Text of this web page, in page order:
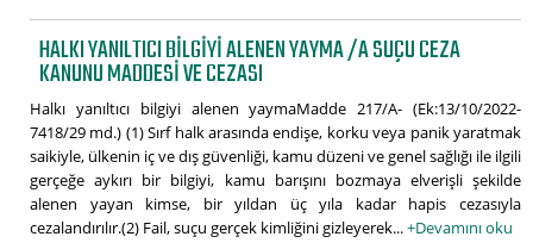
HALKI YANILTICI BILGIYI ALENEN YAYMA /A SUÇU CEZA
KANUNU MADDESI VE CEZASI
Halkı yanıltıcı bilgiyi alenen yaymaMadde 217/A- (Ek:13/10/2022-
7418/29 md.) (1) Sırf halk arasında endişe, korku veya panik yaratmak
saikiyle, ülkenin iç ve dış güvenliği, kamu düzeni ve genel sağlığı ile ilgili
gerçeğe aykırı bir bilgiyi, kamu barışını bozmaya elverişli şekilde
alenen yayan kimse, bir yıldan üç yıla kadar hapis cezasıyla
cezalandırılır.(2) Fail, suçu gerçek kimliğini gizleyerek...+Devamını oku